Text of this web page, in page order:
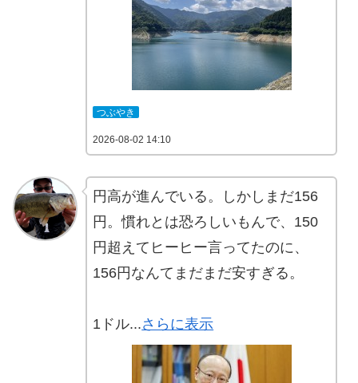
つぶやき
2026-08-02 14:10
円高が進んでいる。しかしまだ156
円。慣れとは恐ろしいもんで、150
円超えてヒーヒー言ってたのに、
156円なんてまだまだ安すぎる。
1ドル...さらに表示